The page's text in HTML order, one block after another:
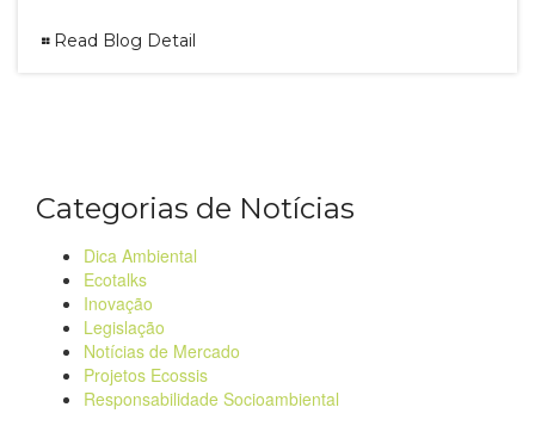
Read Blog Detail
Categorias de Notícias
Dica Ambiental
Ecotalks
Inovação
Legislação
Notícias de Mercado
Projetos Ecossis
Responsabilidade Socioambiental